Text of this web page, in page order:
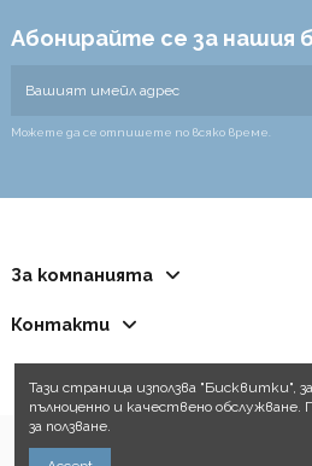
Абонирайте се за нашия
Можете да се отпишете по всяко време.
За компанията
Контакти
Тази страница използва "Бисквитки",
пълноценно и качествено
за ползване.